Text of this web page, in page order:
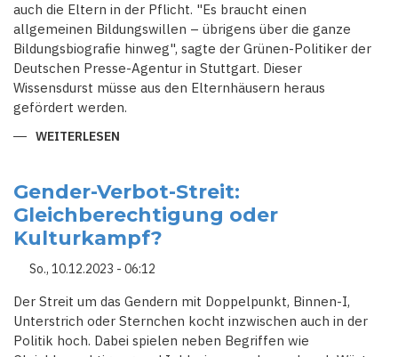
auch die Eltern in der Pflicht. "Es braucht einen
allgemeinen Bildungswillen – übrigens über die ganze
Bildungsbiografie hinweg", sagte der Grünen-Politiker der
Deutschen Presse-Agentur in Stuttgart. Dieser
Wissensdurst müsse aus den Elternhäusern heraus
gefördert werden.
WEITERLESEN
KRETSCHMANN
SIEHT
AUCH
ELTERN
IN
DER
PFLICHT
Gender-Verbot-Streit:
Gleichberechtigung oder
Kulturkampf?
So., 10.12.2023 - 06:12
Der Streit um das Gendern mit Doppelpunkt, Binnen-I,
Unterstrich oder Sternchen kocht inzwischen auch in der
Politik hoch. Dabei spielen neben Begriffen wie